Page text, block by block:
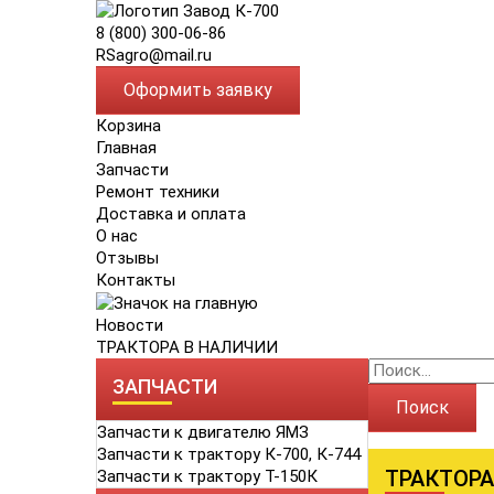
8 (800) 300-06-86
RSagro@mail.ru
Оформить заявку
Корзина
Главная
Запчасти
Ремонт техники
Доставка и оплата
О нас
Отзывы
Контакты
Новости
ТРАКТОРА В НАЛИЧИИ
ЗАПЧАСТИ
Запчасти к двигателю ЯМЗ
Запчасти к трактору К-700, К-744
Запчасти к трактору Т-150К
Поиск